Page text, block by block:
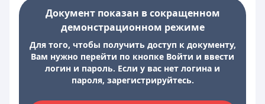
Документ показан в сокращенном
демонстрационном режиме
Для того, чтобы получить доступ к документу,
Вам нужно перейти по кнопке Войти и ввести
логин и пароль. Если у вас нет логина и
пароля, зарегистрируйтесь.